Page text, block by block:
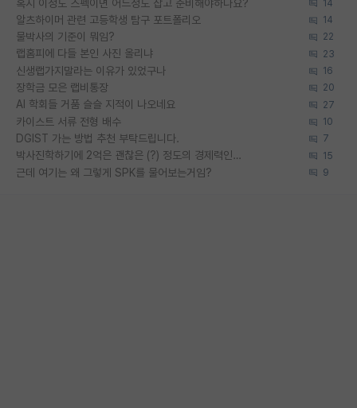
혹시 이정도 스펙이면 어느정도 잡고 준비해야하나요? 14
알츠하이머 관련 고등학생 탐구 포트폴리오 14
물박사의 기준이 뭐임? 22
랩홈피에 다들 본인 사진 올리냐 23
신생랩가지말라는 이유가 있었구나 16
장학금 모은 랩비통장 20
AI 학회들 거품 슬슬 지적이 나오네요 27
카이스트 서류 전형 배수 10
DGIST 가는 방법 추천 부탁드립니다. 7
박사진학하기에 2억은 괜찮은 (?) 정도의 경제력인가요 15
근데 여기는 왜 그렇게 SPK를 물어보는거임? 9